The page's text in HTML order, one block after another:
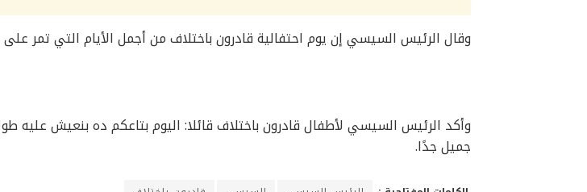
وقال الرئيس السيسي إن يوم احتفالية قادرون باختلاف من أجمل الأيام التي تمر
وأكد الرئيس السيسي لأطفال قادرون باختلاف قائلا: اليوم بتاعكم ده بنعيش عليه
جميل جدًا.